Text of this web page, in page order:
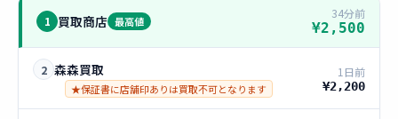
1 買取商店 最高値
34分前
¥2,500
2 森森買取
★保証書に店舗印ありは買取不可となります
1日前
¥2,200